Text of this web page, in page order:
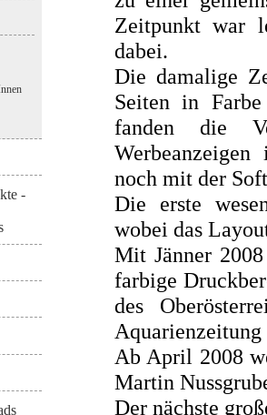
-
Zeitpunkt war
dabei.
Die damalige
Seiten in
fanden die
noch mit der
Die erste
wobei das
Mit Jänner
farbige
des
Ab April 2008
Martin
Der nächste